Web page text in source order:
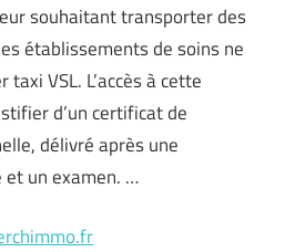
souhaitant transporter des
établissements de soins ne
VSL. L’accès à cette
d’un certificat de
délivré après une
un examen. …